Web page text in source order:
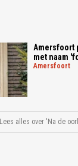
Amersfoort
met naam
amersfoort
Lees alles over 'Na de